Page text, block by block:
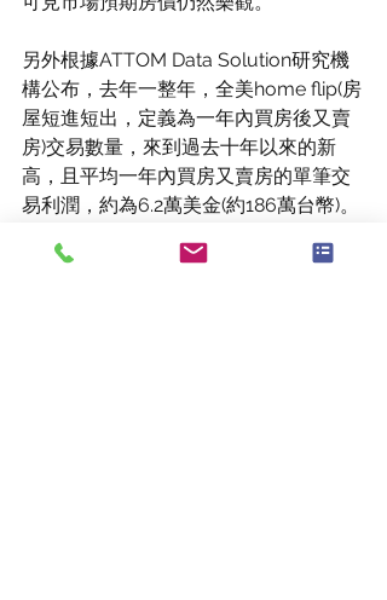
另外根據ATTOM Data Solution研究機
構公布，去年一整年，全美home flip(房
屋短進短出，定義為一年內買房後又賣
房)交易數量，來到過去十年以來的新
高，且平均一年內買房又賣房的單筆交
易利潤，約為6.2萬美金(約186萬台幣)。
其中又以加州聖荷西(短進短出利潤14.6